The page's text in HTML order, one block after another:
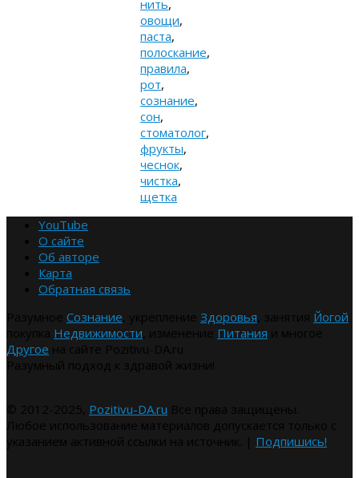
нить,
овощи,
паста,
полоскание,
правила,
рот,
сознание,
сон,
стоматолог,
фрукты,
чеснок,
чистка,
щетка
YouTube
О сайте
Об авторе
Карта
Обратная связь
Сознание Здоровья
Йогой
Недвижимости Питания
Другое
Pozitivu-DA.ru
Подпишись!